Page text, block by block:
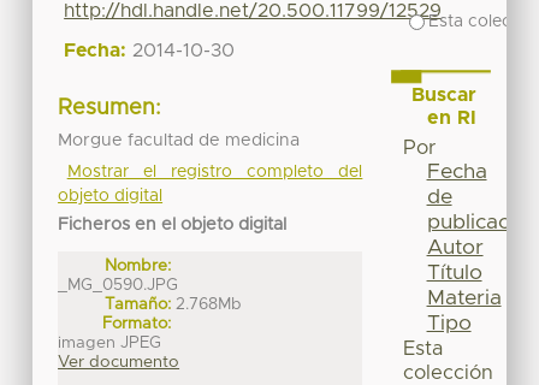
http://hdl.handle.net/20.500.11799/12529
Fecha: 2014-10-30
Resumen:
Morgue facultad de medicina
Mostrar el registro completo del
objeto digital
Ficheros en el objeto digital
Nombre:
_MG_0590.JPG
Tamaño: 2.768Mb
Formato:
imagen JPEG
Ver documento
Esta
Buscar
en RI
Por
Fecha
de
publicación
Autor
Título
Materia
Tipo
Esta
colección